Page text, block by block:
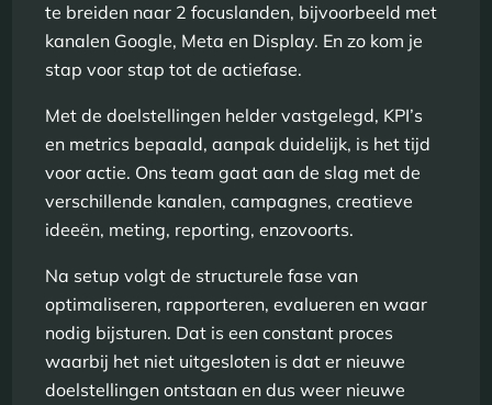
te breiden naar 2 focuslanden, bijvoorbeeld met
kanalen Google, Meta en Display. En zo kom je
stap voor stap tot de actiefase.
Met de doelstellingen helder vastgelegd, KPI’s
en metrics bepaald, aanpak duidelijk, is het tijd
voor actie. Ons team gaat aan de slag met de
verschillende kanalen, campagnes, creatieve
ideeën, meting, reporting, enzovoorts.
Na setup volgt de structurele fase van
optimaliseren, rapporteren, evalueren en waar
nodig bijsturen. Dat is een constant proces
waarbij het niet uitgesloten is dat er nieuwe
doelstellingen ontstaan en dus weer nieuwe